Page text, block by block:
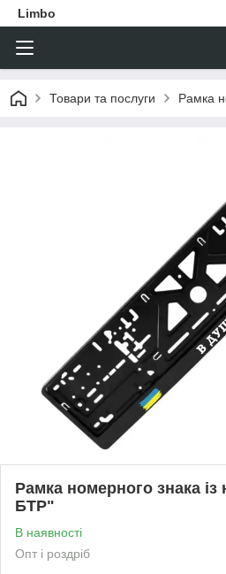
Limbo
Товари та послуги Рамка
Рамка номерного знака
БТР"
В наявності
Опт і роздріб